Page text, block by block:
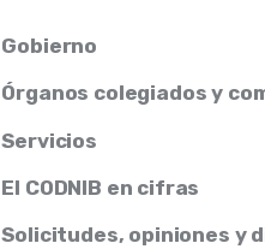
Gobierno
Órganos colegiados y
Servicios
El CODNIB en cifras
Solicitudes, opiniones y